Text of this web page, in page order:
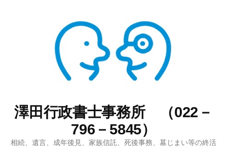
澤田行政書士事務所 （022－
796－5845）
相続、遺言、成年後見、家族信託、死後事務、墓じまい等の終活